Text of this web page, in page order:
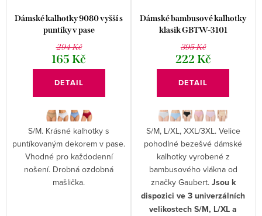
Dámské kalhotky 9080 vyšší s
puntíky v pase
294 Kč
165 Kč
DETAIL
S/M. Krásné kalhotky s
puntíkovaným dekorem v pase.
Vhodné pro každodenní
nošení. Drobná ozdobná
mašlička.
Dámské bambusové kalhotky
klasik GBTW-3101
395 Kč
222 Kč
DETAIL
S/M, L/XL, XXL/3XL. Velice
pohodlné bezešvé dámské
kalhotky vyrobené z
bambusového vlákna od
značky Gaubert. Jsou k
dispozici ve 3 univerzálních
velikostech S/M, L/XL a